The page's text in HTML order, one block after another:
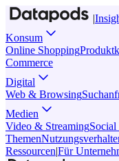
|
Konsum
Online Shopping
Commerce
Digital
Web & Browsing
Medien
Video & StreamingSocial
Themen
Ressourcen|Für